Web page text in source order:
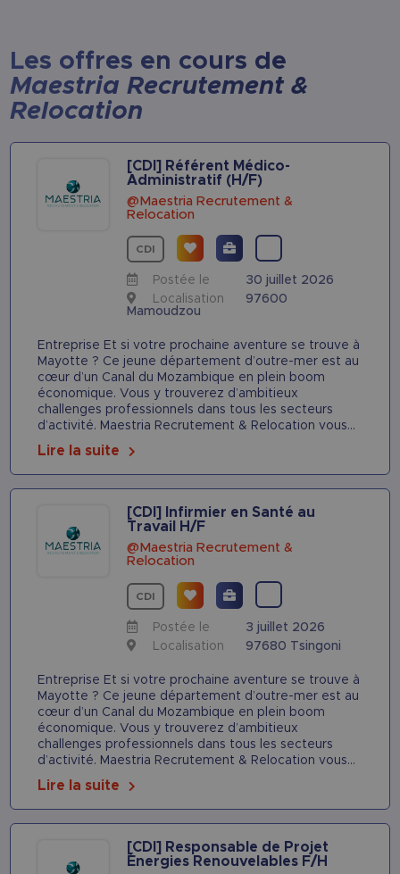
Les offres en cours de
Maestria Recrutement &
Relocation
[CDI] Référent Médico-
Administratif (H/F)
@Maestria Recrutement &
Relocation
CDI
Postée le
30 juillet 2026
Localisation
97600
Mamoudzou
Entreprise Et si votre prochaine aventure se trouve à
Mayotte ? Ce jeune département d’outre-mer est au
cœur d’un Canal du Mozambique en plein boom
économique. Vous y trouverez d’ambitieux
challenges professionnels dans tous les secteurs
d’activité. Maestria Recrutement & Relocation vous...
Lire la suite
[CDI] Infirmier en Santé au
Travail H/F
@Maestria Recrutement &
Relocation
CDI
Postée le
3 juillet 2026
Localisation
97680 Tsingoni
Entreprise Et si votre prochaine aventure se trouve à
Mayotte ? Ce jeune département d’outre-mer est au
cœur d’un Canal du Mozambique en plein boom
économique. Vous y trouverez d’ambitieux
challenges professionnels dans tous les secteurs
d’activité. Maestria Recrutement & Relocation vous...
Lire la suite
[CDI] Responsable de Projet
Énergies Renouvelables F/H